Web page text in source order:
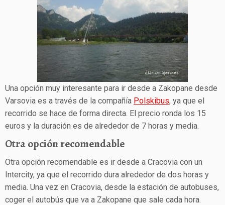
Una opción muy interesante para ir desde a Zakopane desde
Varsovia es a través de la compañía Polskibus, ya que el
recorrido se hace de forma directa. El precio ronda los 15
euros y la duración es de alrededor de 7 horas y media.
Otra opción recomendable
Otra opción recomendable es ir desde a Cracovia con un
Intercity, ya que el recorrido dura alrededor de dos horas y
media. Una vez en Cracovia, desde la estación de autobuses,
coger el autobús que va a Zakopane que sale cada hora.